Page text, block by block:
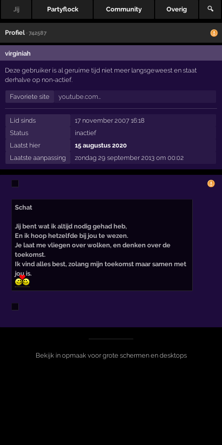
Jij Partyflock Community Overig 🔍
Profiel · 742587
virginiah
Deze gebruiker is al geruime tijd niet meer langsgeweest en staat
derhalve op non-actief.
Favoriete site youtube.com…
Lid sinds
17 november 2007 16:18
Status
inactief
Laatst hier
15 augustus 2020
Laatste aanpassing
zondag 29 september 2013 om 00:02
Schat
Jij bent wat ik altijd nodig gehad heb,
En ik hoop hetzelfde bij jou te wezen.
Je laat me vliegen over wolken, en denken over de
toekomst.
Ik vind alles best, zolang mijn toekomst maar samen met
jou is.
Bekijk in opmaak voor grote schermen en desktops